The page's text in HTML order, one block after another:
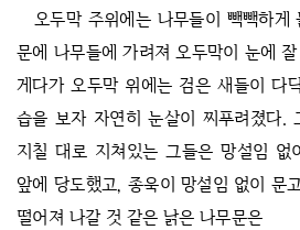
오두막 주위에는 나무들이 빽빽하게
문에 나무들에 가려져 오두막이 눈에
게다가 오두막 위에는 검은 새들이 다
습을 보자 자연히 눈살이 찌푸려졌다.
지칠 대로 지쳐있는 그들은 망설임 없
앞에 당도했고, 종욱이 망설임 없이 문
떨어져 나갈 것 같은 낡은 나무문은